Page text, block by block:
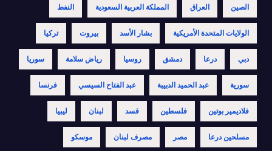
الصين العراق المملكة العربية السعودية النفط
الولايات المتحدة الأمريكية بشار الأسد بيروت تركيا
دبي درعا دمشق روسيا رياض سلامة سوريا
سورية عبد الحميد الدبيبة عبد الفتاح السيسي فرنسا
فلاديمير بوتين فلسطين قسد لبنان ليبيا
مسلحين درعا مصر مصرف لبنان موسكو